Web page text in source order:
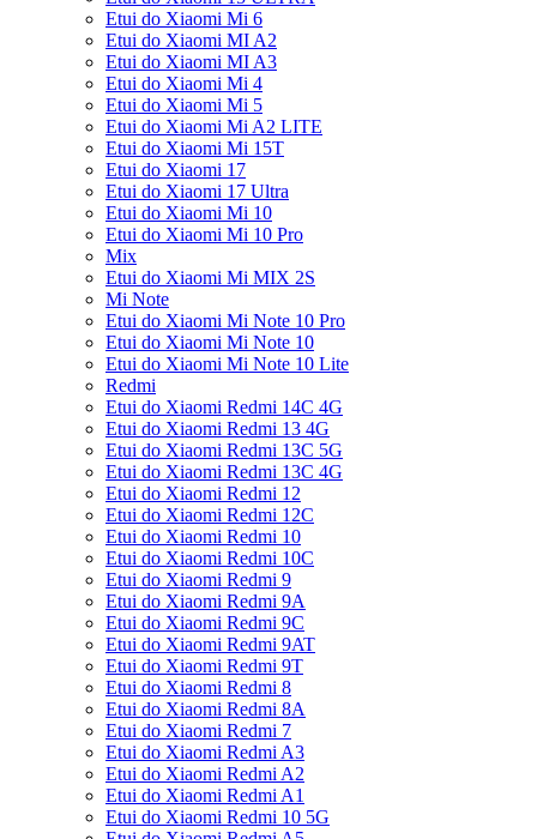
Etui do Xiaomi Mi 6
Etui do Xiaomi MI A2
Etui do Xiaomi MI A3
Etui do Xiaomi Mi 4
Etui do Xiaomi Mi 5
Etui do Xiaomi Mi A2 LITE
Etui do Xiaomi Mi 15T
Etui do Xiaomi 17
Etui do Xiaomi 17 Ultra
Etui do Xiaomi Mi 10
Etui do Xiaomi Mi 10 Pro
Mix
Etui do Xiaomi Mi MIX 2S
Mi Note
Etui do Xiaomi Mi Note 10 Pro
Etui do Xiaomi Mi Note 10
Etui do Xiaomi Mi Note 10 Lite
Redmi
Etui do Xiaomi Redmi 14C 4G
Etui do Xiaomi Redmi 13 4G
Etui do Xiaomi Redmi 13C 5G
Etui do Xiaomi Redmi 13C 4G
Etui do Xiaomi Redmi 12
Etui do Xiaomi Redmi 12C
Etui do Xiaomi Redmi 10
Etui do Xiaomi Redmi 10C
Etui do Xiaomi Redmi 9
Etui do Xiaomi Redmi 9A
Etui do Xiaomi Redmi 9C
Etui do Xiaomi Redmi 9AT
Etui do Xiaomi Redmi 9T
Etui do Xiaomi Redmi 8
Etui do Xiaomi Redmi 8A
Etui do Xiaomi Redmi 7
Etui do Xiaomi Redmi A3
Etui do Xiaomi Redmi A2
Etui do Xiaomi Redmi A1
Etui do Xiaomi Redmi 10 5G